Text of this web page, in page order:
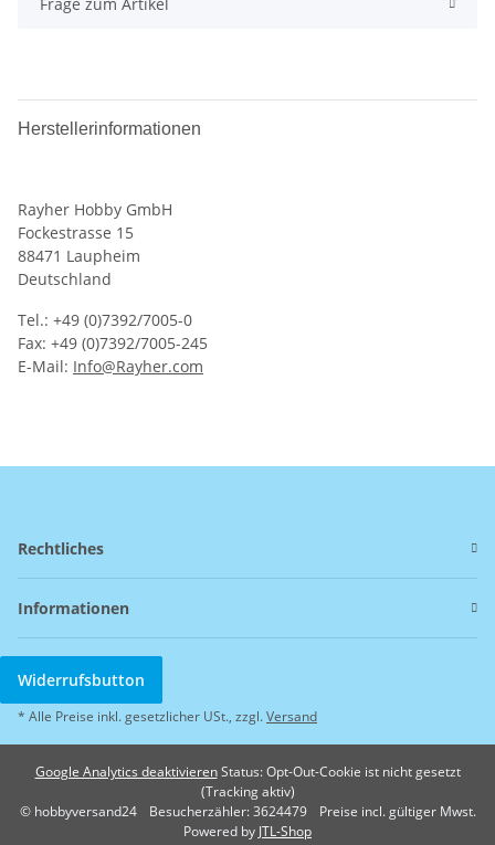
Herstellerinformationen
Rayher Hobby GmbH
Fockestrasse 15
88471 Laupheim
Deutschland
Tel.: +49 (0)7392/7005-0
Fax: +49 (0)7392/7005-245
E-Mail: Info@Rayher.com
Rechtliches
Informationen
Widerrufsbutton
* Alle Preise inkl. gesetzlicher USt., zzgl.Versand
Google Analytics deaktivieren Status: Opt-Out-Cookie ist nicht gesetzt
(Tracking aktiv)
© hobbyversand24
Besucherzähler: 3624479
Preise incl. gültiger Mwst.
Powered by JTL-Shop